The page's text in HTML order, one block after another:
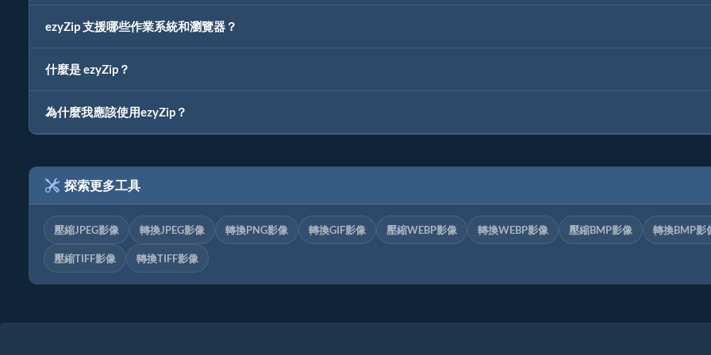
ezyZip 支援哪些作業系統和瀏覽器？
什麼是 ezyZip？
為什麼我應該使用ezyZip？
探索更多工具
壓縮JPEG影像 轉換JPEG影像 轉換PNG影像 轉換GIF影像 壓縮WEBP影像 轉換WEBP影像 壓縮BMP影像 轉換BMP影
壓縮TIFF影像 轉換TIFF影像